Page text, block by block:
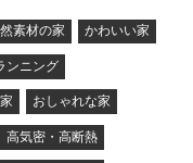
素材の家 かわいい家
ンニング
おしゃれな家
高気密・高断熱